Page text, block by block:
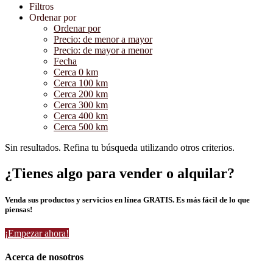
Filtros
Ordenar por
Ordenar por
Precio: de menor a mayor
Precio: de mayor a menor
Fecha
Cerca 0 km
Cerca 100 km
Cerca 200 km
Cerca 300 km
Cerca 400 km
Cerca 500 km
Sin resultados. Refina tu búsqueda utilizando otros criterios.
¿Tienes algo para vender o alquilar?
Venda sus productos y servicios en línea GRATIS. Es más fácil de lo que
piensas!
¡Empezar ahora!
Acerca de nosotros